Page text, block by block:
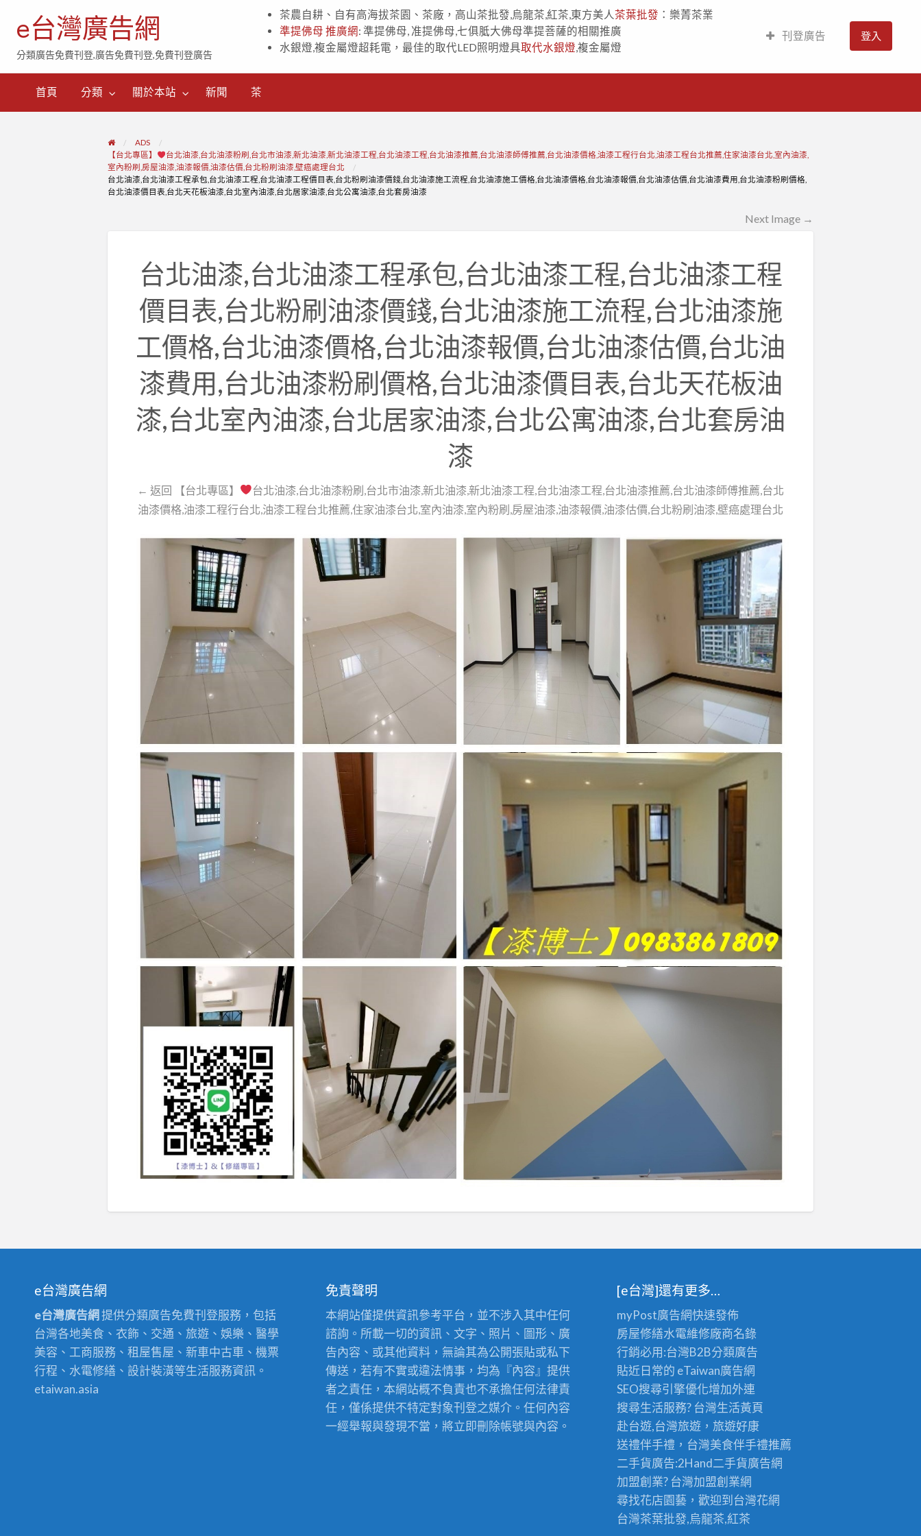
e台灣廣告網
分類廣告免費刊登,廣告免費刊登,免費刊登廣告
茶農自耕、自有高海拔茶園、茶廠，高山茶批發,烏龍茶,紅茶,東方美人茶葉批發 ：樂菁茶業
準提佛母 推廣網: 準提佛母, 准提佛母,七俱胝大佛母準提菩薩的相關推廣
水銀燈,複金屬燈超耗電，最佳的取代LED照明燈具取代水銀燈 ,複金屬燈
刊登廣告 登入
首頁 分類 關於本站 新聞 茶
ADS
【台北專區】
台北油漆,台北油漆粉刷,台北市油漆,新北油漆,新北油漆工程,台北油漆工程,台北油漆推薦,台北油漆師傅推薦,台北油漆價格,油漆工程行台北,油漆工程台北推薦,住家油漆台北,室內油漆,
室內粉刷,房屋油漆,油漆報價,油漆估價,台北粉刷油漆,壁癌處理台北
台北油漆,台北油漆工程承包,台北油漆工程,台北油漆工程價目表,台北粉刷油漆價錢,台北油漆施工流程,台北油漆施工價格,台北油漆價格,台北油漆報價,台北油漆估價,台北油漆費用,台北油漆粉刷價格,
台北油漆價目表,台北天花板油漆,台北室內油漆,台北居家油漆,台北公寓油漆,台北套房油漆
Next Image →
台北油漆,台北油漆工程承包,台北油漆工程,台北油漆工程
價目表,台北粉刷油漆價錢,台北油漆施工流程,台北油漆施
工價格,台北油漆價格,台北油漆報價,台北油漆估價,台北油
漆費用,台北油漆粉刷價格,台北油漆價目表,台北天花板油
漆,台北室內油漆,台北居家油漆,台北公寓油漆,台北套房油
漆
← 返回 【台北專區】
台北油漆,台北油漆粉刷,台北市油漆,新北油漆,新北油漆工程,台北油漆工程,台北油漆推薦,台北油漆師傅推薦,台北
油漆價格,油漆工程行台北,油漆工程台北推薦,住家油漆台北,室內油漆,室內粉刷,房屋油漆,油漆報價,油漆估價,台北粉刷油漆,壁癌處理台北
e台灣廣告網
e台灣廣告網提供分類廣告免費刊登服務，包括
台灣各地美食、衣飾、交通、旅遊、娛樂、醫學
美容、工商服務、租屋售屋、新車中古車、機票
行程、水電修繕、設計裝潢等生活服務資訊。
etaiwan.asia
免責聲明
本網站僅提供資訊參考平台，並不涉入其中任何
諮詢。所載一切的資訊、文字、照片、圖形、廣
告內容、或其他資料，無論其為公開張貼或私下
傳送，若有不實或違法情事，均為『內容』提供
者之責任，本網站概不負責也不承擔任何法律責
任，僅係提供不特定對象刊登之媒介。任何內容
一經舉報與發現不當，將立即刪除帳號與內容。
[e台灣]還有更多…
myPost廣告網快速發佈
房屋修繕水電維修廠商名錄
行銷必用:台灣B2B分類廣告
貼近日常的 eTaiwan廣告網
SEO搜尋引擎優化增加外連
搜尋生活服務? 台灣生活黃頁
赴台遊,台灣旅遊 ，旅遊好康
送禮伴手禮，台灣美食伴手禮推薦
二手貨廣告:2Hand二手貨廣告網
加盟創業? 台灣加盟創業網
尋找花店園藝，歡迎到台灣花網
台灣茶葉批發,烏龍茶,紅茶